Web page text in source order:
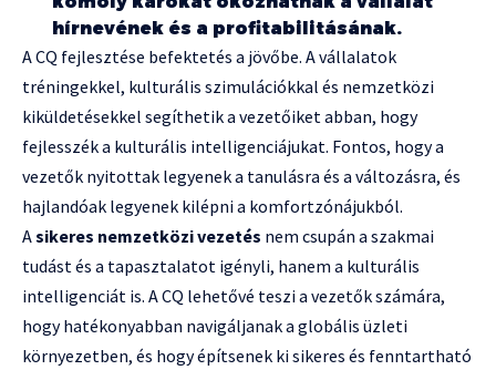
hírnevének és a profitabilitásának.
A CQ fejlesztése befektetés a jövőbe. A vállalatok
tréningekkel, kulturális szimulációkkal és nemzetközi
kiküldetésekkel segíthetik a vezetőiket abban, hogy
fejlesszék a kulturális intelligenciájukat. Fontos, hogy a
vezetők nyitottak legyenek a tanulásra és a változásra, és
hajlandóak legyenek kilépni a komfortzónájukból.
Asikeres nemzetközi vezetés nem csupán a szakmai
tudást és a tapasztalatot igényli, hanem a kulturális
intelligenciát is. A CQ lehetővé teszi a vezetők számára,
hogy hatékonyabban navigáljanak a globális üzleti
környezetben, és hogy építsenek ki sikeres és fenntartható